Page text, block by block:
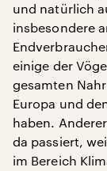
und natürlich
insbesondere
einige der
gesamten
Europa und
haben.
da passiert,
im Bereich